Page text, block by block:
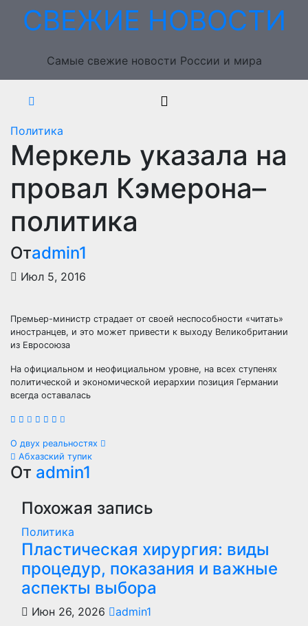
ПерейтиСВЕЖИЕ НОВОСТИ
Самые свежие новости России и мира
Политика
Меркель указала на
провал Кэмерона–
политика
Отadmin1
Июл 5, 2016
Премьер-министр страдает от своей неспособности «читать»
иностранцев, и это может привести к выходу Великобритании
из Евросоюза
На официальном и неофициальном уровне, на всех ступенях
политической и экономической иерархии позиция Германии
всегда оставалась
Навигация
по
записям
О двух реальностях
Абхазский тупик
От admin1
Похожая запись
Политика
Пластическая хирургия: виды
процедур, показания и важные
аспекты выбора
Июн 26, 2026
admin1